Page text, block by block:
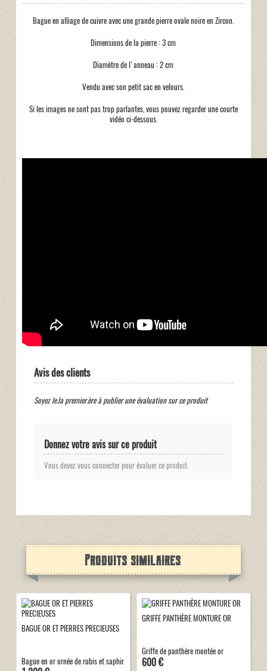
Bague en alliage de cuivre avec une grande pierre ovale noire en Zircon.
Dimensions de la pierre : 3 cm
Diamètre de l'anneau : 2 cm
Vendu avec son petit sac en velours.
Si les images ne sont pas trop parlantes, vous pouvez regarder une courte
vidéo ci-dessous.
Avis des clients
Soyez le.la premier.ère à publier une évaluation sur ce produit
Donnez votre avis sur ce produit
Vous devez vous connecter pour évaluer ce produit.
Produits similaires
BAGUE OR ET PIERRES PRECIEUSES
Bague en or ornée de rubis et saphir
GRIFFE PANTHÈRE MONTURE OR
Griffe de panthère montée or
600 €